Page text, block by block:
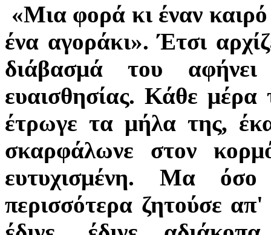
«Μια φορά κι έναν
ένα αγοράκι». Έτσι
διάβασμά του
ευαισθησίας. Κάθε μέρα
έτρωγε τα μήλα της,
σκαρφάλωνε στον
ευτυχισμένη. Μα
περισσότερα ζητούσε απ'